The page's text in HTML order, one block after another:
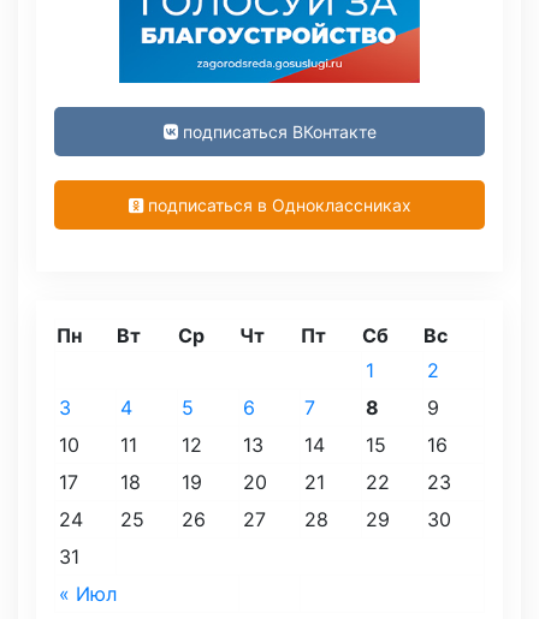
подписаться ВКонтакте
подписаться в Одноклассниках
Пн Вт Ср Чт Пт Сб Вс
« Июл
1
2
3
4 5 6 7 8
9
10
11 12 13 14 15
16
17
18 19 20 21 22
23
24
25 26 27 28 29
30
31